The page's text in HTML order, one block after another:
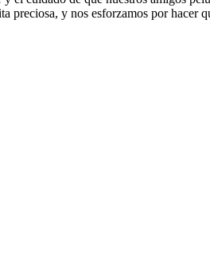
preciosa, y nos esforzamos por hacer